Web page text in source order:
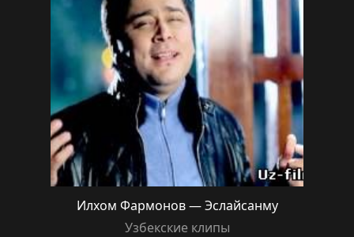
Илхом Фармонов — Эслайсанму
Узбекские клипы